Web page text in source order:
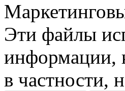
Эти файлы
информации,
в частности,